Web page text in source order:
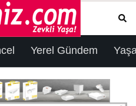
Yerel Gündem